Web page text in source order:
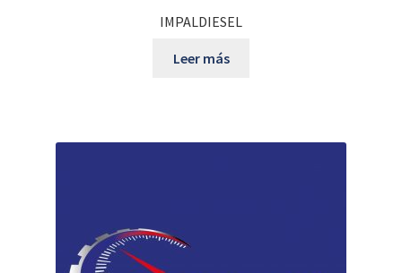
IMPALDIESEL
Leer más